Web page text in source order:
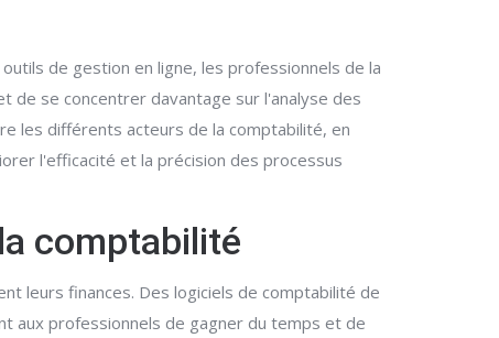
de gestion en ligne, les professionnels de la
de se concentrer davantage sur l'analyse des
les différents acteurs de la comptabilité, en
l'efficacité et la précision des processus
comptabilité
leurs finances. Des logiciels de comptabilité de
aux professionnels de gagner du temps et de